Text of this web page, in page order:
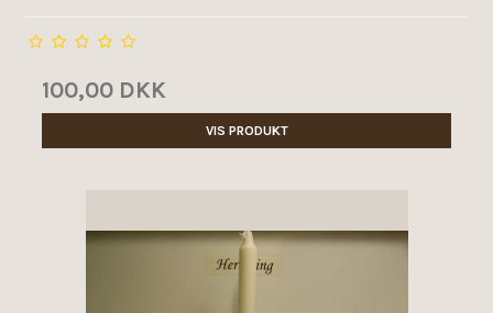
100,00 DKK
VIS PRODUKT